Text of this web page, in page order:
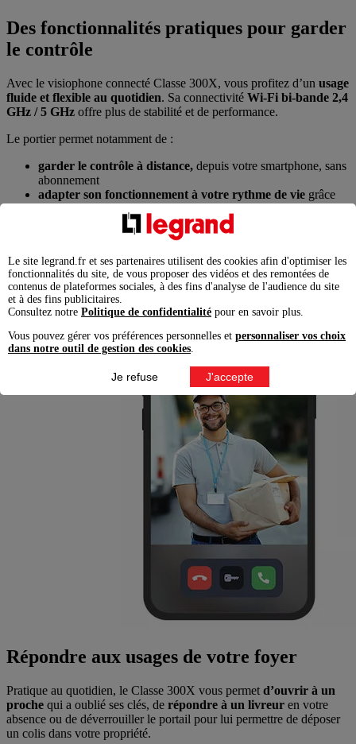
Des fonctionnalités pratiques pour garder
le contrôle
Avec le visiophone connecté Classe 300X, vous profitez d’un usage
fluide et flexible au quotidien. Sa connectivité Wi-Fi bi-bande 2,4
GHz / 5 GHz offre plus de stabilité et de performance.
Le portier permet notamment de :
garder le contrôle à distance, depuis votre smartphone, sans
abonnement
adapter son fonctionnement à votre rythme de vie grâce
associé à la platine de rue, vous pouvez
votre maison, même à distancedepuis votre smartphone
Répondre aux usages de votre foyer
Pratique au quotidien, le Classe 300X vous permet d’ouvrir à un
proche qui a oublié ses clés, de répondre à un livreur en votre
absence ou de déverrouiller le portail pour lui permettre de déposer
un colis dans votre propriété.
Le site legrand.fr et ses partenaires utilisent des cookies afin d'optimiser les
fonctionnalités du site, de vous proposer des vidéos et des remontées de
contenus de plateformes sociales, à des fins d'analyse de l'audience du site
et à des fins publicitaires.
Consultez notre Politique de confidentialité pour en savoir plus.
Vous pouvez gérer vos préférences personnelles et personnaliser vos choix
dans notre outil de gestion des cookies
Je refuse J'accepte